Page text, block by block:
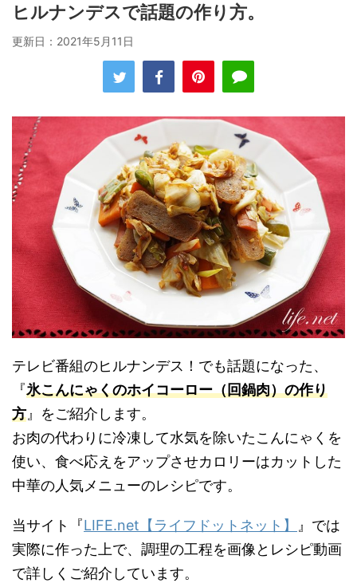
ヒルナンデスで話題の作り方。
更新日： 2021年5月11日
テレビ番組のヒルナンデス！でも話題になった、
『氷こんにゃくのホイコーロー（回鍋肉）の作り
方 』をご紹介します。
お肉の代わりに冷凍して水気を除いたこんにゃくを
使い、食べ応えをアップさせカロリーはカットした
中華の人気メニューのレシピです。
当サイト『LIFE.net【ライフドットネット】
』では
実際に作った上で、調理の工程を画像とレシピ動画
で詳しくご紹介しています。